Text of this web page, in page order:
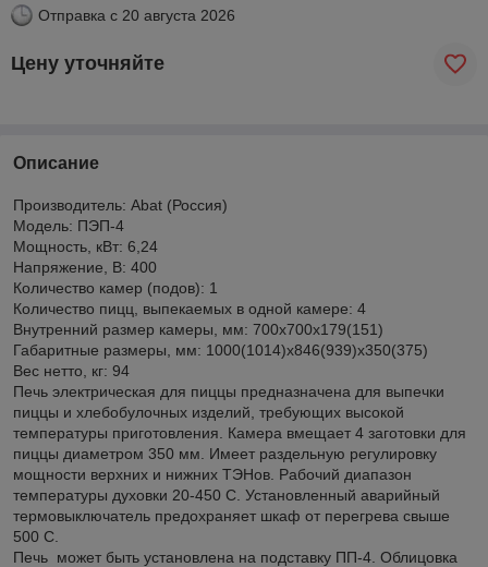
Отправка с 20 августа 2026
Цену уточняйте
Описание
Производитель: Abat (Россия)
Модель: ПЭП-4
Мощность, кВт: 6,24
Напряжение, В: 400
Количество камер (подов): 1
Количество пицц, выпекаемых в одной камере: 4
Внутренний размер камеры, мм: 700x700x179(151)
Габаритные размеры, мм: 1000(1014)x846(939)x350(375)
Вес нетто, кг: 94
Печь электрическая для пиццы предназначена для выпечки
пиццы и хлебобулочных изделий, требующих высокой
температуры приготовления. Камера вмещает 4 заготовки для
пиццы диаметром 350 мм. Имеет раздельную регулировку
мощности верхних и нижних ТЭНов. Рабочий диапазон
температуры духовки 20-450 С. Установленный аварийный
термовыключатель предохраняет шкаф от перегрева свыше
500 С.
Печь может быть установлена на подставку ПП-4. Облицовка